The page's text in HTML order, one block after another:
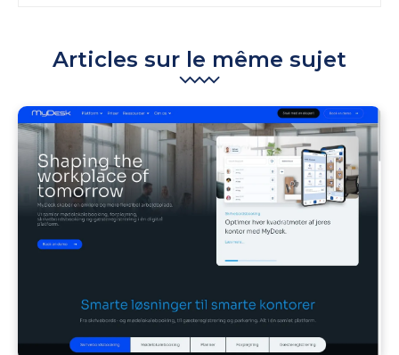
Articles sur le même sujet